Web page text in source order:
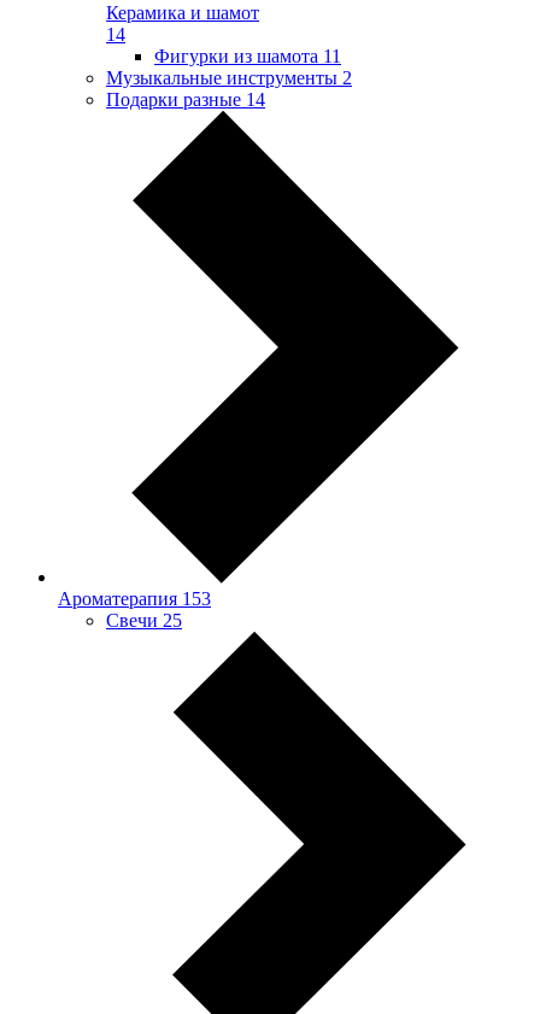
Керамика и шамот
14
Фигурки из шамота 11
Музыкальные инструменты 2
Подарки разные 14
Ароматерапия 153
Свечи 25